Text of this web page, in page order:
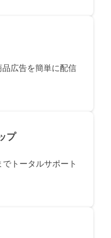
品広告を簡単に配信
プ
トータルサポート